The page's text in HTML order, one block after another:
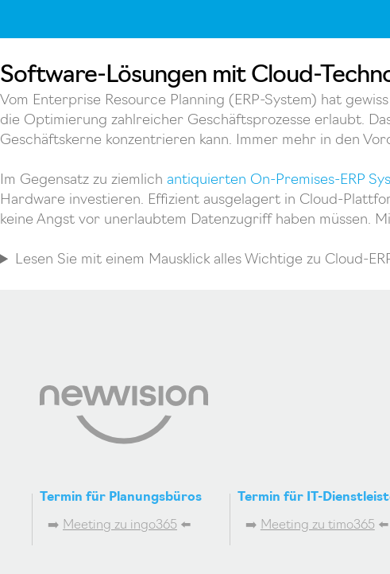
Software-Lösungen mit Cloud-
Vom Enterprise Resource Planning (ERP-System) hat
die Optimierung zahlreicher Geschäftsprozesse erlaubt.
Geschäftskerne konzentrieren kann. Immer mehr in den
Im Gegensatz zu ziemlich antiquierten On-Premises-ERP
Hardware investieren. Effizient ausgelagert in Cloud-
keine Angst vor unerlaubtem Datenzugriff haben müssen.
Lesen Sie mit einem Mausklick alles Wichtige zu Cloud-
Termin für Planungsbüros
➡️ Meeting zu ingo365 ⬅️
Termin für IT-
➡️ Meeting zu timo365 ⬅️